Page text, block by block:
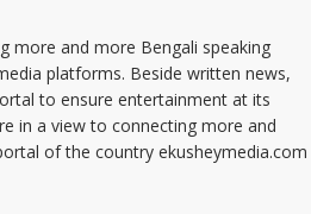
more and more Bengali speaking
platforms. Beside written news,
to ensure entertainment at its
in a view to connecting more and
of the country ekusheymedia.com